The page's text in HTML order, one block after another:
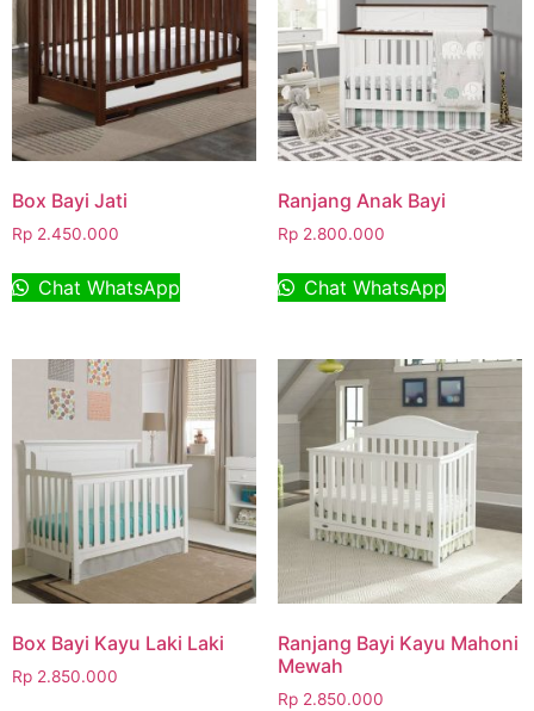
Box Bayi Jati
Rp 2.450.000
Chat WhatsApp
Ranjang Anak Bayi
Rp2.800.000
Chat WhatsApp
Box Bayi Kayu Laki Laki
Rp 2.850.000
Ranjang Bayi Kayu Mahoni
Mewah
Rp2.850.000